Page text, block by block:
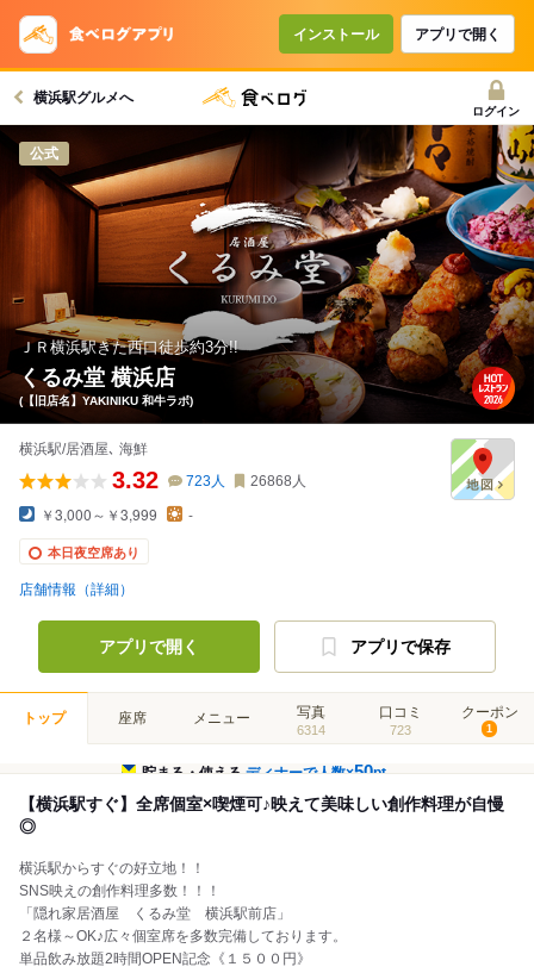
インストール アプリで開く
横浜駅グルメへ
ログイン
公式
ＪＲ横浜駅きた西口徒歩約3分!!
くるみ堂 横浜店
(【旧店名】YAKINIKU 和牛ラボ)
横浜駅/居酒屋､ 海鮮
3.32 723人 26868 人
￥3,000～￥3,999 -
本日夜空席あり
店舗情報（詳細）
アプリで開く アプリで保存
トップ 座席 メニュー 写真
6314
口コミ
723
クーポン
1
貯まる・使えるディナーで人数×50pt
【横浜駅すぐ】全席個室×喫煙可♪映えて美味しい創作料理が自慢
◎
横浜駅からすぐの好立地！！
SNS映えの創作料理多数！！！
「隠れ家居酒屋 くるみ堂 横浜駅前店」
２名様～OK♪広々個室席を多数完備しております。
単品飲み放題2時間OPEN記念《１５００円》
コースで使えるクーポン
戻る
クーポンを利用せず予約する